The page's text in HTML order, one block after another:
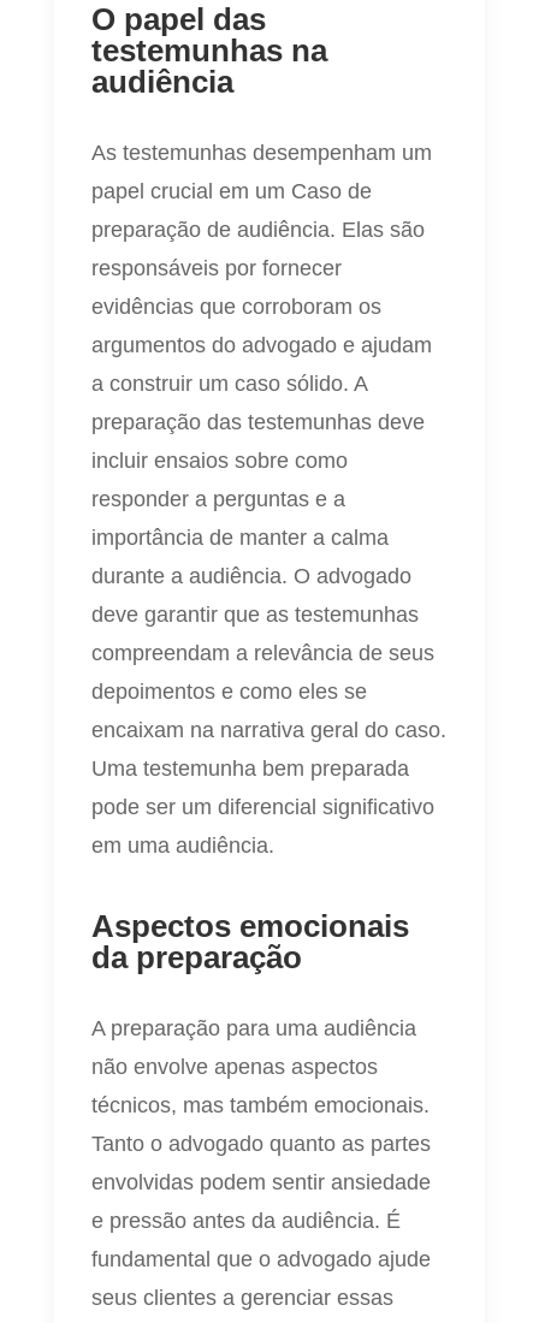
O papel das
testemunhas na
audiência
As testemunhas desempenham um
papel crucial em um Caso de
preparação de audiência. Elas são
responsáveis por fornecer
evidências que corroboram os
argumentos do advogado e ajudam
a construir um caso sólido. A
preparação das testemunhas deve
incluir ensaios sobre como
responder a perguntas e a
importância de manter a calma
durante a audiência. O advogado
deve garantir que as testemunhas
compreendam a relevância de seus
depoimentos e como eles se
encaixam na narrativa geral do caso.
Uma testemunha bem preparada
pode ser um diferencial significativo
em uma audiência.
Aspectos emocionais
da preparação
A preparação para uma audiência
não envolve apenas aspectos
técnicos, mas também emocionais.
Tanto o advogado quanto as partes
envolvidas podem sentir ansiedade
e pressão antes da audiência. É
fundamental que o advogado ajude
seus clientes a gerenciar essas